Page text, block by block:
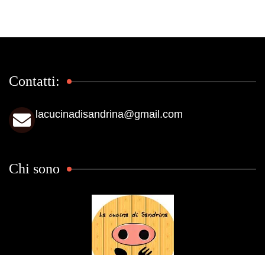
Contatti:
lacucinadisandrina@gmail.com
Chi sono